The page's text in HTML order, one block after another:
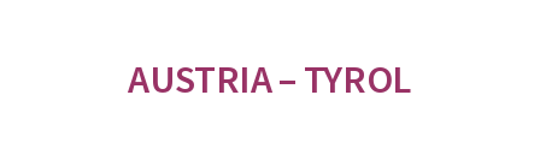
AUSTRIA – TYROL